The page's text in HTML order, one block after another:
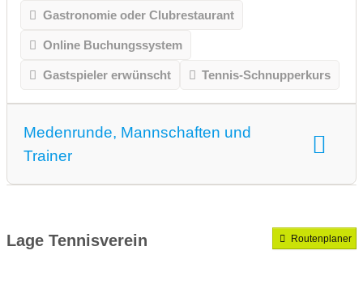
Gastronomie oder Clubrestaurant
Online Buchungssystem
Gastspieler erwünscht Tennis-Schnupperkurs
Medenrunde, Mannschaften und
Trainer
Lage Tennisverein Routenplaner